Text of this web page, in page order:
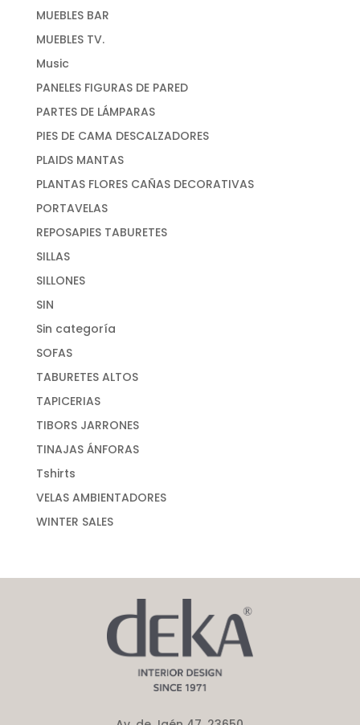
MUEBLES BAR
MUEBLES TV.
Music
PANELES FIGURAS DE PARED
PARTES DE LÁMPARAS
PIES DE CAMA DESCALZADORES
PLAIDS MANTAS
PLANTAS FLORES CAÑAS DECORATIVAS
PORTAVELAS
REPOSAPIES TABURETES
SILLAS
SILLONES
SIN
Sin categoría
SOFAS
TABURETES ALTOS
TAPICERIAS
TIBORS JARRONES
TINAJAS ÁNFORAS
Tshirts
VELAS AMBIENTADORES
WINTER SALES